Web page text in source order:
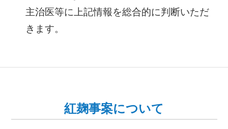
主治医等に上記情報を総合的に判断いただ
きます。
紅麹事案について